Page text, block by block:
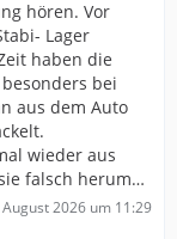
hören. Vor
Lager
haben die
bei
aus dem Auto
wieder aus
falsch herum…
August 2026 um 11:29